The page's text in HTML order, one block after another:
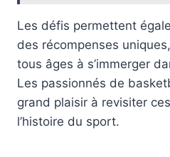
Les défis permettent
des récompenses
tous âges à s’immerger
Les passionnés de
grand plaisir à revisiter
l’histoire du sport.